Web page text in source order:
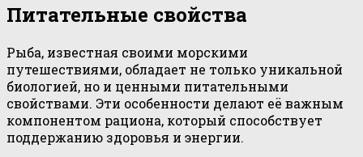
Питательные свойства
Рыба, известная своими морскими
путешествиями, обладает не только уникальной
биологией, но и ценными питательными
свойствами. Эти особенности делают её важным
компонентом рациона, который способствует
поддержанию здоровья и энергии.